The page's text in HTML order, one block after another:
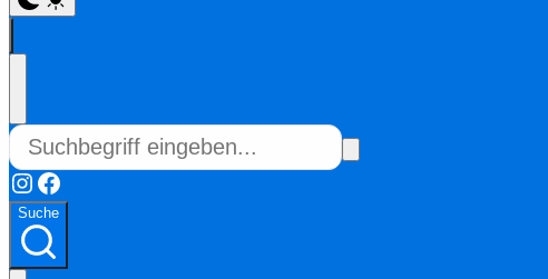
Instagram
Facebook
Suche